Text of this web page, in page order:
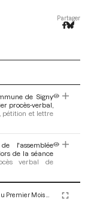
Partager
de Signy
procès-verbal,
pétition et lettre
l'assemblée
de la séance
verbal de